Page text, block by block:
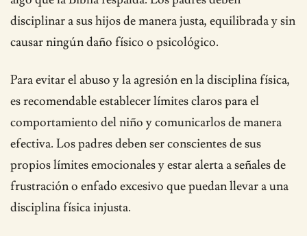
disciplinar a sus hijos de manera justa, equilibrada y sin
causar ningún daño físico o psicológico.
Para evitar el abuso y la agresión en la disciplina física,
es recomendable establecer límites claros para el
comportamiento del niño y comunicarlos de manera
efectiva. Los padres deben ser conscientes de sus
propios límites emocionales y estar alerta a señales de
frustración o enfado excesivo que puedan llevar a una
disciplina física injusta.